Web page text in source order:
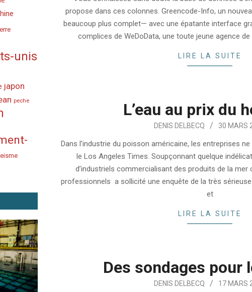
propose dans ces colonnes. Greencode-Info, un
beaucoup plus complet— avec une épatante interface
complices de WeDoData, une toute jeune agence
LIRE LA SUITE
L’eau au prix du
DENIS DELBECQ 30 MARS
Dans l’industrie du poisson américaine, les entreprises
le Los Angeles Times. Soupçonnant quelque
d’industriels commercialisant des produits de la mer
professionnels a sollicité une enquête de la très
et
LIRE LA SUITE
Des sondages pour
DENIS DELBECQ 17 MARS
unis
japon
peche